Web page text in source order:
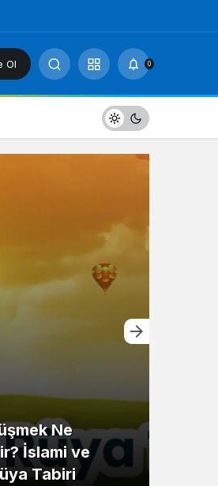
Ol 0
Ne
İslami ve
Tabiri